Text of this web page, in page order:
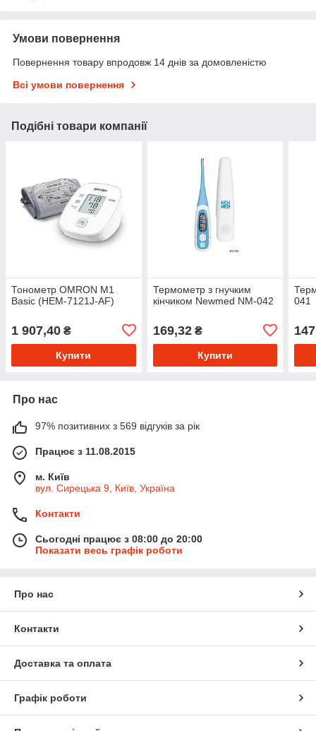
Умови повернення
Повернення товару впродовж 14 днів за домовленістю
Всі умови повернення
Подібні товари компанії
Тонометр OMRON M1
Basic (HEM-7121J-AF)
1 907,40 ₴
Купити
Термометр з гнучким
кінчиком Newmed NM-042
169,32₴
Купити
041
Про нас
97% позитивних з 569 відгуків за рік
Працює з 11.08.2015
м. Київ
вул. Сирецька 9, Київ, Україна
Контакти
Сьогодні працює з 08:00 до 20:00
Показати весь графік роботи
Про нас
Контакти
Доставка та оплата
Графік роботи